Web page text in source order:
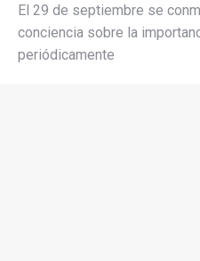
El 29 de septiembre se
conciencia sobre la
periódicamente